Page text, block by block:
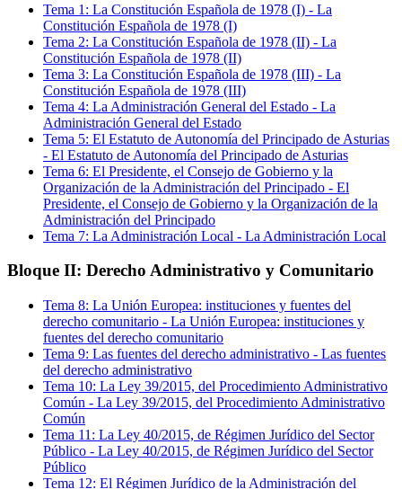
Tema 1 : La Constitución Española de 1978 (I) - La
Constitución Española de 1978 (I)
Tema 2: La Constitución Española de 1978 (II) - La
Constitución Española de 1978 (II)
Tema 3: La Constitución Española de 1978 (III) - La
Constitución Española de 1978 (III)
Tema 4: La Administración General del Estado - La
Administración General del Estado
Tema 5: El Estatuto de Autonomía del Principado de Asturias
- El Estatuto de Autonomía del Principado de Asturias
Tema 6: El Presidente, el Consejo de Gobierno y la
Organización de la Administración del Principado - El
Presidente, el Consejo de Gobierno y la Organización de la
Administración del Principado
Tema 7: La Administración Local - La Administración Local
Bloque II: Derecho Administrativo y Comunitario
Tema 8: La Unión Europea: instituciones y fuentes del
derecho comunitario - La Unión Europea: instituciones y
fuentes del derecho comunitario
Tema 9: Las fuentes del derecho administrativo - Las fuentes
del derecho administrativo
Tema 10: La Ley 39/2015, del Procedimiento Administrativo
Común - La Ley 39/2015, del Procedimiento Administrativo
Común
Tema 11 : La Ley 40/2015, de Régimen Jurídico del Sector
Público - La Ley 40/2015, de Régimen Jurídico del Sector
Público
Tema 12: El Régimen Jurídico de la Administración del